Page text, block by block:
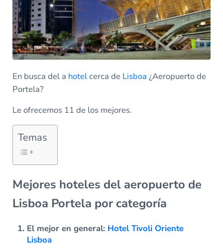
En busca del a hotelcerca de Lisboa ¿Aeropuerto de
Portela?
Le ofrecemos 11 de los mejores.
Temas
Mejores hoteles del aeropuerto de
Lisboa Portela por categoría
El mejor en general: Hotel Tivoli Oriente
Lisboa